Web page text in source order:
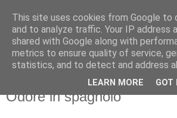
domenica 13 dicembre 2015
Odore in spagnolo
This site uses cookies from Google to
and to analyze traffic. Your IP address
shared with Google along with
metrics to ensure quality of service,
statistics, and to detect and address
LEARN MORE GOT